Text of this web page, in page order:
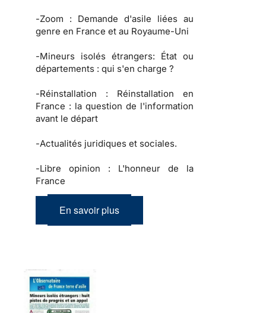
-Zoom : Demande d'asile liées au
genre en France et au Royaume-Uni
-Mineurs isolés étrangers: État ou
départements : qui s'en charge ?
-Réinstallation : Réinstallation en
France : la question de l'information
avant le départ
-Actualités juridiques et sociales.
-Libre opinion : L'honneur de la
France
En savoir plus